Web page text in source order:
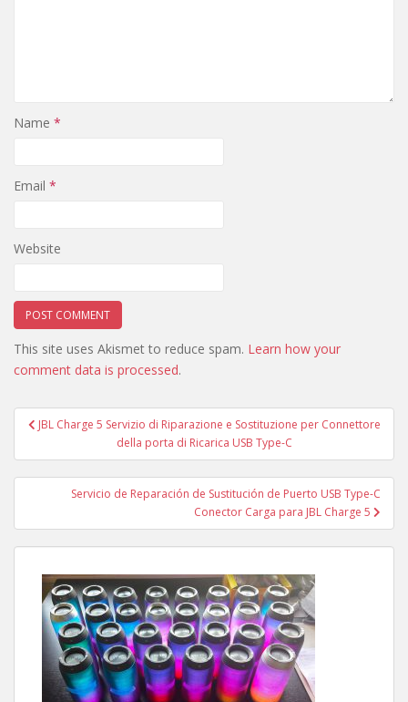
Name *
Email *
Website
This site uses Akismet to reduce spam. Learn how your
comment data is processed.
Post
navigation
JBL Charge 5 Servizio di Riparazione e Sostituzione per Connettore
della porta di Ricarica USB Type-C
Servicio de Reparación de Sustitución de Puerto USB Type-C
Conector Carga para JBL Charge 5